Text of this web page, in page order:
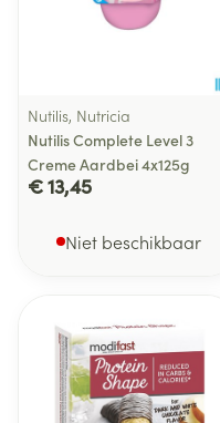
Nutilis, Nutricia
Nutilis Complete Level 3
Creme Aardbei 4x125g
€ 13,45
Niet beschikbaar